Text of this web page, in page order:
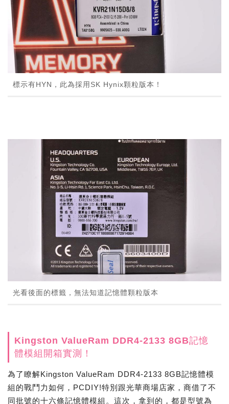
標示有HYN，此為採用SK Hynix顆粒版本！
光看後面的標籤，無法知道記憶體顆粒版本
Kingston ValueRam DDR4-2133 8GB記憶
體模組開箱實測！
為了瞭解Kingston ValueRam DDR4-2133 8GB記憶體模
組的戰鬥力如何，PCDIY!特別跟光華商場店家，商借了不
同批號的十六條記憶體模組。這次，拿到的，都是型號為